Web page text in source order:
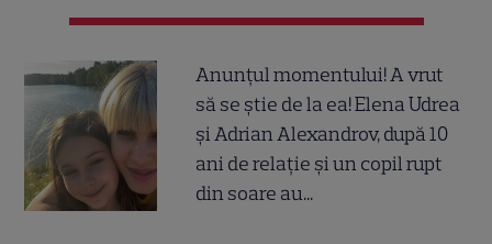
Anunțul momentului! A vrut
să se știe de la ea! Elena Udrea
și Adrian Alexandrov, după 10
ani de relație și un copil rupt
din soare au...